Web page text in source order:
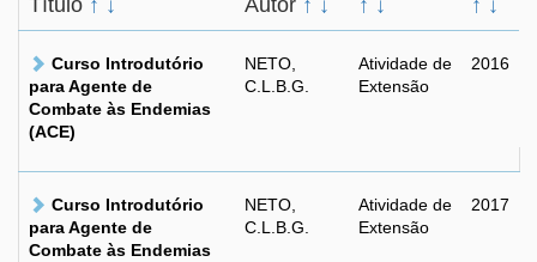
Título ↑ ↓ Autor ↑ ↓
↑ ↓
↑ ↓
Curso Introdutório
para Agente de
Combate às Endemias
(ACE)
NETO,
C.L.B.G.
Atividade de
Extensão
2016
Curso Introdutório
para Agente de
Combate às Endemias
NETO,
C.L.B.G.
Atividade de
Extensão
2017